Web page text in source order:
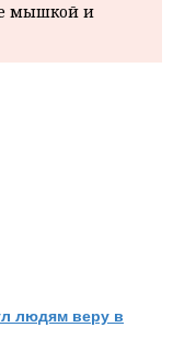
мышкой и
людям веру в